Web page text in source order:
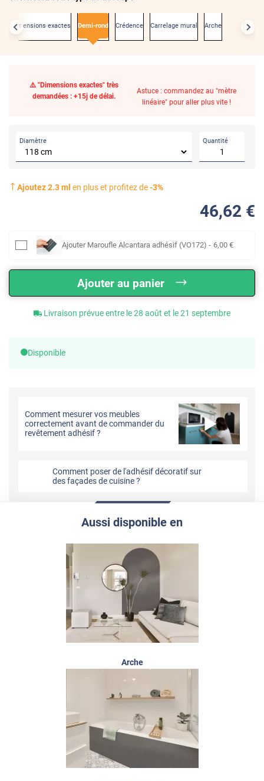
Aux dimensions exactes Demi-rond Crédence Carrelage mural Arche
⚠️ "Dimensions exactes" très
demandées : +15j de délai.
Astuce : commandez au "mètre
linéaire" pour aller plus vite !
Diamètre Quantité
Ajoutez2.3ml en plus et profitez de-3%
46,62 €
Ajouter Maroufle Alcantara adhésif (VO172) - 6,00 €
Ajouter au panier
Livraison prévue entre le 28 août et le 21 septembre
Disponible
Comment mesurer vos meubles
correctement avant de commander du
revêtement adhésif ?
Comment poser de l'adhésif décoratif sur
des façades de cuisine ?
Aussi disponible en
Arche